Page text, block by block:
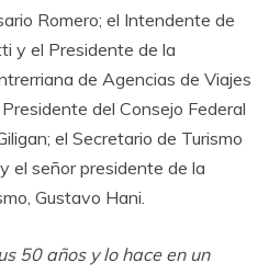
Romero; el Intendente de
y el Presidente de la
de Agencias de Viajes
del Consejo Federal
el Secretario de Turismo
el señor presidente de la
Gustavo Hani.
50 años y lo hace en un